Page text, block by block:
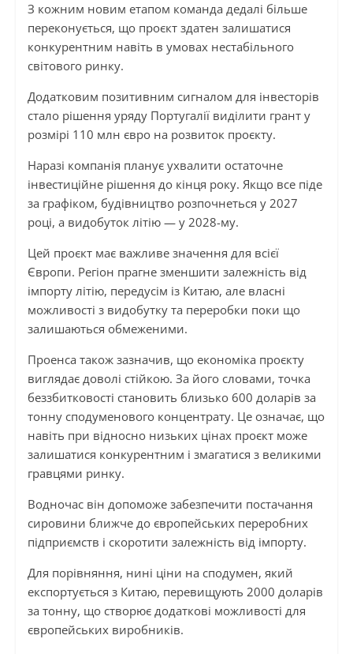
З кожним новим етапом команда дедалі більше
переконується, що проєкт здатен залишатися
конкурентним навіть в умовах нестабільного
світового ринку.
Додатковим позитивним сигналом для інвесторів
стало рішення уряду Португалії виділити грант у
розмірі 110 млн євро на розвиток проєкту.
Наразі компанія планує ухвалити остаточне
інвестиційне рішення до кінця року. Якщо все піде
за графіком, будівництво розпочнеться у 2027
році, а видобуток літію — у 2028-му.
Цей проєкт має важливе значення для всієї
Європи. Регіон прагне зменшити залежність від
імпорту літію, передусім із Китаю, але власні
можливості з видобутку та переробки поки що
залишаються обмеженими.
Проенса також зазначив, що економіка проєкту
виглядає доволі стійкою. За його словами, точка
беззбитковості становить близько 600 доларів за
тонну сподуменового концентрату. Це означає, що
навіть при відносно низьких цінах проєкт може
залишатися конкурентним і змагатися з великими
гравцями ринку.
Водночас він допоможе забезпечити постачання
сировини ближче до європейських переробних
підприємств і скоротити залежність від імпорту.
Для порівняння, нині ціни на сподумен, який
експортується з Китаю, перевищують 2000 доларів
за тонну, що створює додаткові можливості для
європейських виробників.